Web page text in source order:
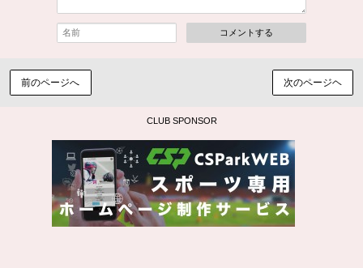
コメントする
前のページへ 次のページヘ
CLUB SPONSOR